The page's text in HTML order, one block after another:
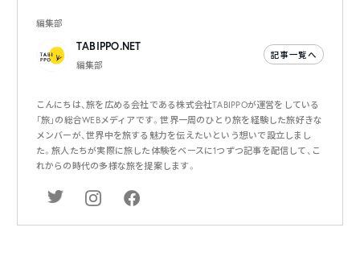
編集部
TABIPPO.NET
編集部
記事一覧へ
こんにちは、旅を広める会社である株式会社TABIPPOが運営をしている
「旅」の総合WEBメディアです。世界一周のひとり旅を経験した旅好きな
メンバーが、世界中を旅する魅力を伝えたいという想いで設立しまし
た。旅人たちが実際に旅した体験をベースに1つずつ記事を配信して、こ
れからの時代の多様な旅を提案します。